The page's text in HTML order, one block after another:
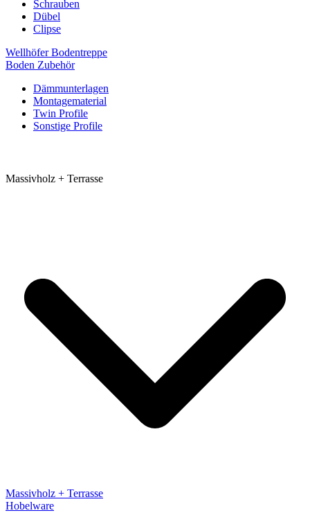
Schrauben
Dübel
Clipse
Wellhöfer Bodentreppe
Boden Zubehör
Dämmunterlagen
Montagematerial
Twin Profile
Sonstige Profile
Massivholz + Terrasse
Massivholz + Terrasse
Hobelware